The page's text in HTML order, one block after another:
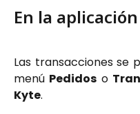
En la
Las transacciones se
menú Pedidos o
Kyte.